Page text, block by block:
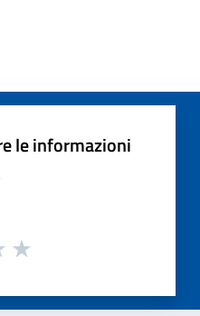
le informazioni